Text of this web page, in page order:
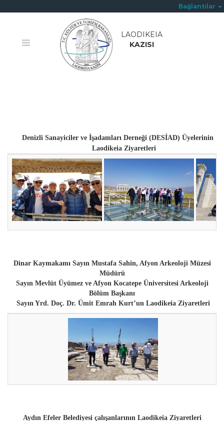
Bağlantılar
LAODIKEIA
KAZISI
Denizli Sanayiciler ve İşadamları Derneği (DESİAD) Üyelerinin
Laodikeia Ziyaretleri
Dinar Kaymakamı Sayın Mustafa Sahin, Afyon Arkeoloji Müzesi
Müdürü
Sayın Mevlüt Üyümez ve Afyon Kocatepe Üniversitesi Arkeoloji
Bölüm Başkanı
Sayın Yrd. Doç. Dr. Ümit Emrah Kurt’un Laodikeia Ziyaretleri
Aydın Efeler Belediyesi çalışanlarının Laodikeia Ziyaretleri